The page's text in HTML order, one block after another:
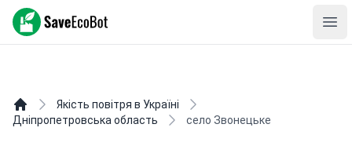
SaveEcoBot
Якість повітря в Україні
Дніпропетровська область
село Звонецьке